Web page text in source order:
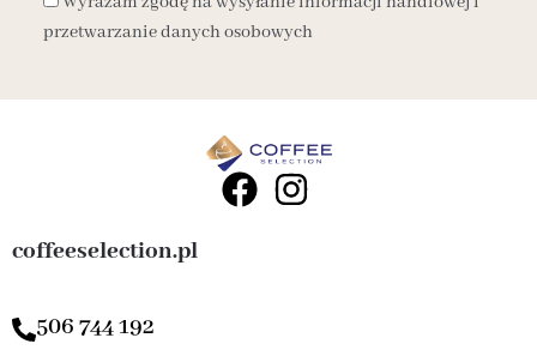
przetwarzanie danych osobowych
coffeeselection.pl
506 744 192